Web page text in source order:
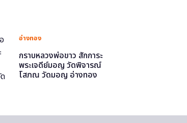
อ่างทอง
กราบหลวงพ่อขาว สักการะ
พระเจดีย์มอญ วัดพิจารณ์
โสภณ วัดมอญ อ่างทอง